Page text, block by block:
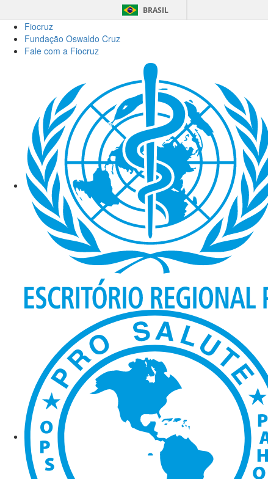
BRASIL
Fiocruz
Fundação Oswaldo Cruz
Fale com a Fiocruz